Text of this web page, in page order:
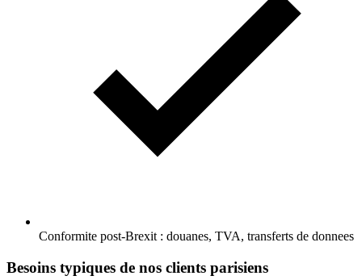
Conformite post-Brexit : douanes, TVA, transferts de donnees
Besoins typiques de nos clients parisiens